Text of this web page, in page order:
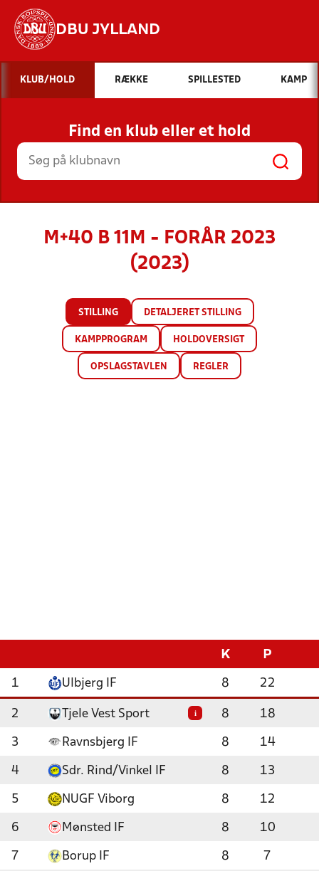
DBU JYLLAND
Hvad vil du søge efter?
INDHOLD OG NYHEDER
STILLINGER, RESULTATER, KLUBBER OG
HOLD
KLUB/HOLD RÆKKE SPILLESTED KAMP
Find en klub eller et hold
M+40 B 11M - FORÅR 2023
(2023)
STILLING DETALJERET STILLING
KAMPPROGRAM HOLDOVERSIGT
OPSLAGSTAVLEN REGLER
K P
1 Ulbjerg IF 8 22
2 Tjele Vest Sport i 8 18
3 Ravnsbjerg IF 8 14
4 Sdr. Rind/Vinkel IF 8 13
5 NUGF Viborg 8 12
6 Mønsted IF 8 10
7 Borup IF 8 7